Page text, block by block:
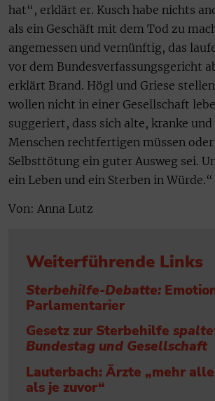
hat“, erklärt er. Kusch habe nichts
als ein Geschäft mit dem Tod zu
angemessen und vernünftig, das
vor dem Bundesverfassungsgericht
erklärt Brand. Högl und Griese
wollen nicht in einer Gesellschaft
suggeriert, dass sich alte, kranke
Menschen rechtfertigen müssen oder
Selbsttötung ein guter Ausweg sei.
ein Leben und ein Sterben in Würde.“
Von: Anna Lutz
Weiterführende Links
Sterbehilfe-Debatte:
Parlamentarier
Gesetz zur Sterbehilfe
Bundestag und Gesellschaft
Lauterbach: Ärzte „mehr
als je zuvor“